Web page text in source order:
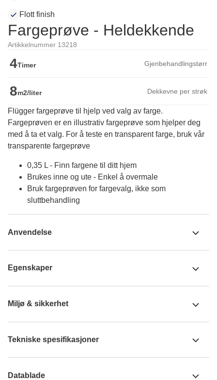
Flott finish
Fargeprøve - Heldekkende
Artikkelnummer 13218
4Timer Gjenbehandlingstørr
8m2/liter Dekkevne per strøk
Flügger fargeprøve til hjelp ved valg av farge.
Fargeprøven er en illustrativ fargeprøve som hjelper deg
med å ta et valg. For å teste en transparent farge, bruk vår
transparente fargeprøve
0,35 L - Finn fargene til ditt hjem
Brukes inne og ute - Enkel å overmale
Bruk fargeprøven for fargevalg, ikke som
sluttbehandling
Anvendelse
Egenskaper
Miljø & sikkerhet
Tekniske spesifikasjoner
Datablade